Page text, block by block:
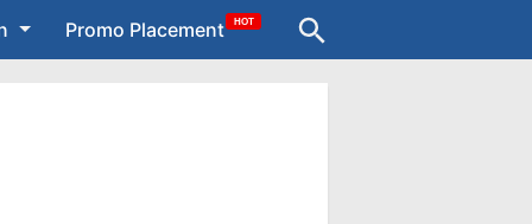
Promo Placement HOT